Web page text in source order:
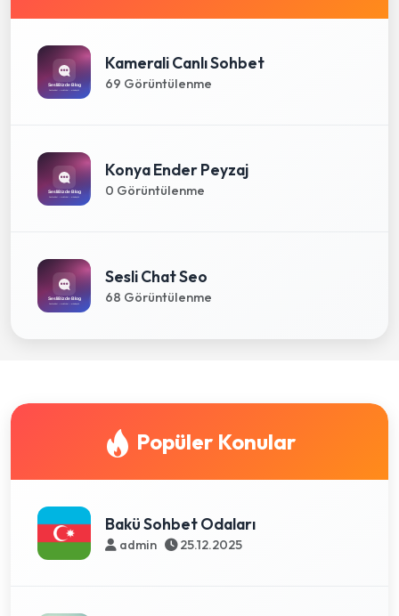
Kamerali Canlı Sohbet
69 Görüntülenme
Konya Ender Peyzaj
0 Görüntülenme
Sesli Chat Seo
68 Görüntülenme
Popüler Konular
Bakü Sohbet Odaları
admin 25.12.2025